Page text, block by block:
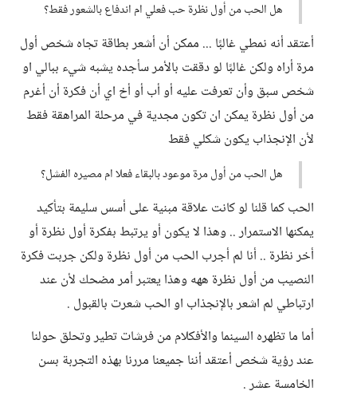
هل الحب من أول نظرة حب فعلي ام اندفاع بالشعور فقط؟
أعتقد أنه نمطي غالبًا ... ممكن أن أشعر بطاقة تجاه شخص أول
مرة أراه ولكن غالبًا لو دققت بالأمر سأجده يشبه شيء ببالي او
شخص سبق وأن تعرفت عليه أو أب أو أخ اي أن فكرة أن أغرم
من أول نظرة يمكن ان تكون مجدية في مرحلة المراهقة فقط
لأن الإنجذاب يكون شكلي فقط
هل الحب من أول مرة موعود بالبقاء فعلا ام مصيره الفشل؟
الحب كما قلنا لو كانت علاقة مبنية على أسس سليمة بتأكيد
يمكنها الاستمرار .. وهذا لا يكون أو يرتبط بفكرة أول نظرة أو
أخر نظرة .. أنا لم أجرب الحب من أول نظرة ولكن جربت فكرة
النصيب من أول نظرة ههه وهذا يعتبر أمر مضحك لأن عند
ارتباطي لم اشعر بالإنجذاب او الحب شعرت بالقبول .
أما ما تظهره السينما والأفكلام من فرشات تطير وتحلق حولنا
عند رؤية شخص أعتقد أننا جميعنا مررنا بهذه التجربة بسن
الخامسة عشر .